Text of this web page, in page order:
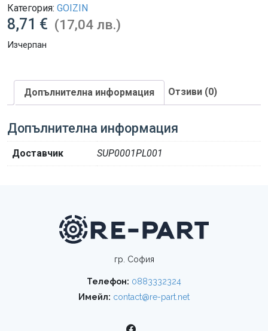
Категория: GOIZIN
8,71 € (17,04 лв.)
Изчерпан
Допълнителна информация Отзиви (0)
Допълнителна информация
Доставчик SUP0001PL001
гр. София
Телефон: 0883332324
Имейл: contact@re-part.net